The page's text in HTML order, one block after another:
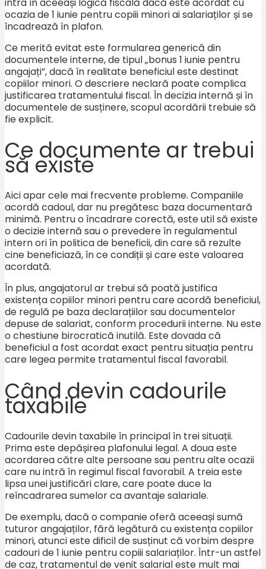
intra în aceeași logică fiscală dacă este acordat cu
ocazia de 1 iunie pentru copiii minori ai salariaților și se
încadrează în plafon.
Ce merită evitat este formularea generică din
documentele interne, de tipul „bonus 1 iunie pentru
angajați”, dacă în realitate beneficiul este destinat
copiilor minori. O descriere neclară poate complica
justificarea tratamentului fiscal. În decizia internă și în
documentele de susținere, scopul acordării trebuie să
fie explicit.
Ce documente ar trebui
să existe
Aici apar cele mai frecvente probleme. Companiile
acordă cadoul, dar nu pregătesc baza documentară
minimă. Pentru o încadrare corectă, este util să existe
o decizie internă sau o prevedere în regulamentul
intern ori în politica de beneficii, din care să rezulte
cine beneficiază, în ce condiții și care este valoarea
acordată.
În plus, angajatorul ar trebui să poată justifica
existența copiilor minori pentru care acordă beneficiul,
de regulă pe baza declarațiilor sau documentelor
depuse de salariat, conform procedurii interne. Nu este
o chestiune birocratică inutilă. Este dovada că
beneficiul a fost acordat exact pentru situația pentru
care legea permite tratamentul fiscal favorabil.
Când devin cadourile
taxabile
Cadourile devin taxabile în principal în trei situații.
Prima este depășirea plafonului legal. A doua este
acordarea către alte persoane sau pentru alte ocazii
care nu intră în regimul fiscal favorabil. A treia este
lipsa unei justificări clare, care poate duce la
reîncadrarea sumelor ca avantaje salariale.
De exemplu, dacă o companie oferă aceeași sumă
tuturor angajaților, fără legătură cu existența copiilor
minori, atunci este dificil de susținut că vorbim despre
cadouri de 1 iunie pentru copiii salariaților. Într-un astfel
de caz, tratamentul de venit salarial este mult mai